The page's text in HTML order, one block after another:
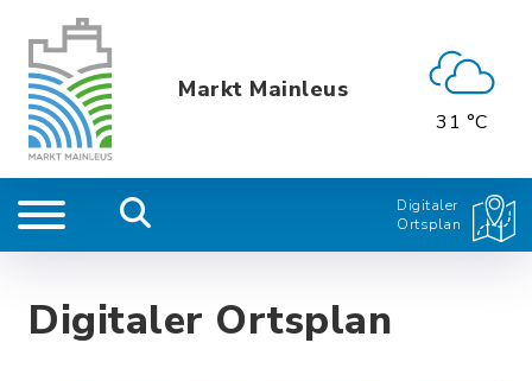
Markt Mainleus
31 °C
Digitaler
Ortsplan
Digitaler Ortsplan